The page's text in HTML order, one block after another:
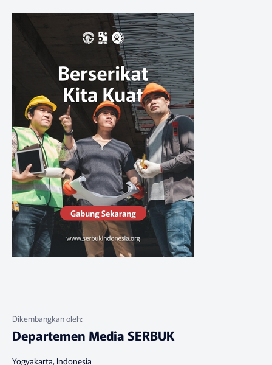
Departemen Media SERBUK
Yogyakarta, Indonesia